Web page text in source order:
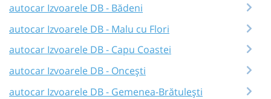
autocar Izvoarele DB - Bădeni
autocar Izvoarele DB - Malu cu Flori
autocar Izvoarele DB - Capu Coastei
autocar Izvoarele DB - Oncești
autocar Izvoarele DB - Gemenea-Brătulești